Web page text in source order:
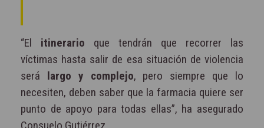
“El itinerario que tendrán que recorrer las
víctimas hasta salir de esa situación de violencia
será largo y complejo, pero siempre que lo
necesiten, deben saber que la farmacia quiere ser
punto de apoyo para todas ellas”, ha asegurado
Consuelo Gutiérrez.